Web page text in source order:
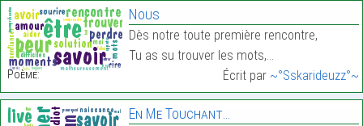
Poème:
Nous
Dès notre toute première rencontre,
Tu as su trouver les mots,…
Écrit par ~°Sskarideuzz°~
En Me Touchant…